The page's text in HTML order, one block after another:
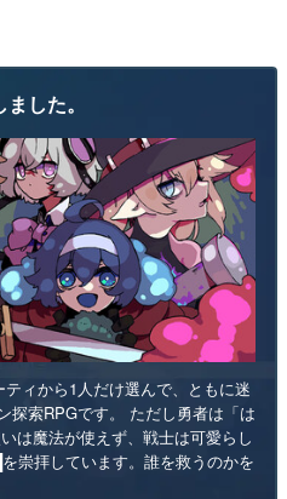
した。
ティから1人だけ選んで、ともに迷
探索RPGです。 ただし勇者は「は
は魔法が使えず、戦士は可愛らし
崇拝しています。誰を救うのかを